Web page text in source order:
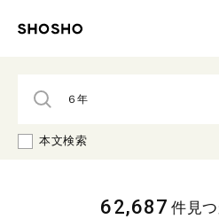
本文検索
62,687 件見